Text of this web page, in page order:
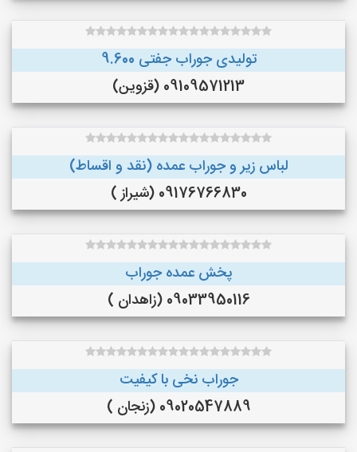
تولیدی جوراب جفتی 9.600
09109571213 (قزوین)
لباس زیر و جوراب عمده (نقد و اقساط)
09176766830 (شیراز )
پخش عمده جوراب
09033950116 (زاهدان )
جوراب نخی با کیفیت
09020547889 (زنجان )